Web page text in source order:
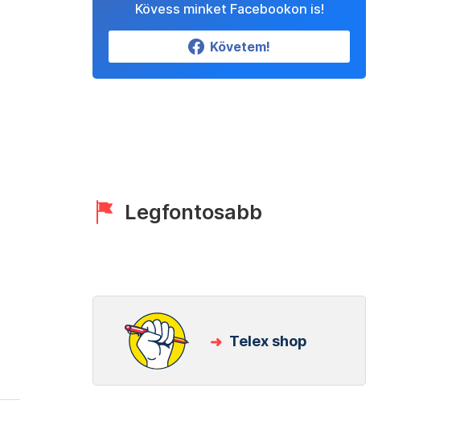
Kövess minket Facebookon is!
Követem!
Legfontosabb
Telex shop